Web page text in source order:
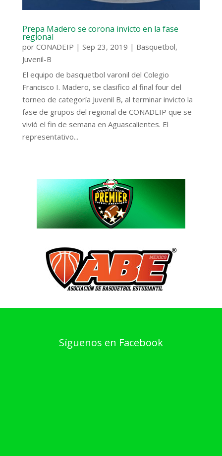
Prepa Madero se corona invicto en la fase
regional
por CONADEIP | Sep 23, 2019 | Basquetbol,
Juvenil-B
El equipo de basquetbol varonil del Colegio
Francisco I. Madero, se clasifico al final four del
torneo de categoría Juvenil B, al terminar invicto la
fase de grupos del regional de CONADEIP que se
vivió el fin de semana en Aguascalientes. El
representativo...
Síguenos en Facebook